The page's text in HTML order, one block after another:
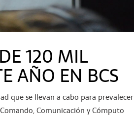
120 MIL
AÑO EN BCS
que se llevan a cabo para prevalecer
Comunicación y Cómputo